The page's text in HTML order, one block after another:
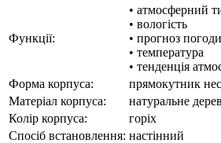
Функції:
• атмосферний
• вологість
• прогноз погоди
• температура
• тенденція
Форма корпуса:
прямокутник
Матеріал корпуса:
натуральне
Колір корпуса:
горіх
Спосіб встановлення: настінний